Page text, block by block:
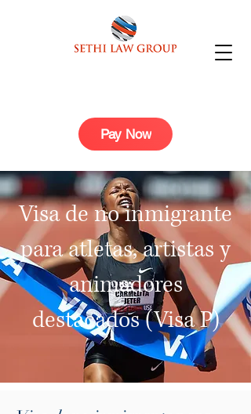
Pay Now
Visa de no inmigrante
para atletas, artistas y
animadores
destacados (Visa P)